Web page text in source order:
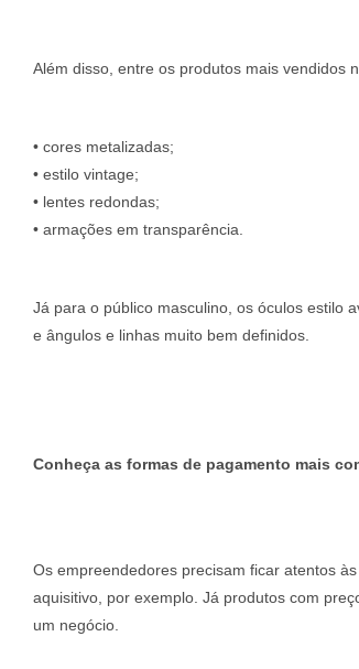
Além disso, entre os produtos mais vendidos
• cores metalizadas;
• estilo vintage;
• lentes redondas;
• armações em transparência.
Já para o público masculino, os óculos estilo
e ângulos e linhas muito bem definidos.
Conheça as formas de pagamento mais
Os empreendedores precisam ficar atentos
aquisitivo, por exemplo. Já produtos com
um negócio.